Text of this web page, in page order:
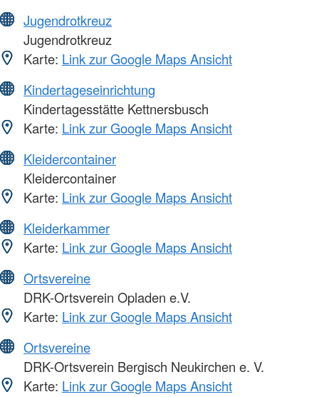
Jugendrotkreuz
Jugendrotkreuz
Karte: Link zur Google Maps Ansicht
Kindertageseinrichtung
Kindertagesstätte Kettnersbusch
Karte: Link zur Google Maps Ansicht
Kleidercontainer
Kleidercontainer
Karte: Link zur Google Maps Ansicht
Kleiderkammer
Karte: Link zur Google Maps Ansicht
Ortsvereine
DRK-Ortsverein Opladen e.V.
Karte: Link zur Google Maps Ansicht
Ortsvereine
DRK-Ortsverein Bergisch Neukirchen e. V.
Karte: Link zur Google Maps Ansicht